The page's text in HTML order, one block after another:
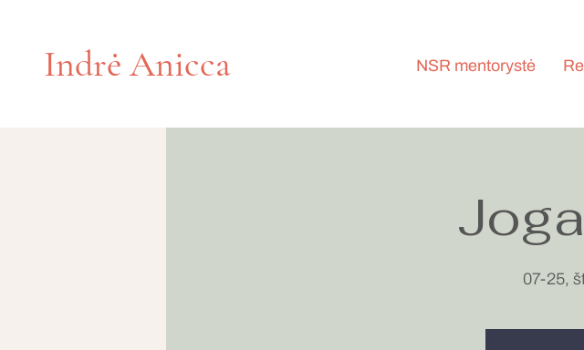
Indrė Anicca NSR mentorystė
07-25,